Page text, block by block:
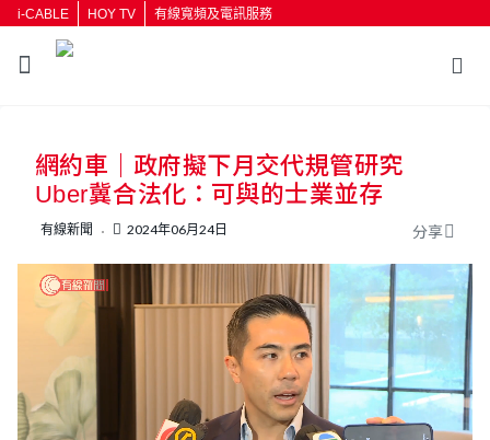
i-CABLE HOY TV 有線寬頻及電訊服務
按輸入鍵開始搜尋
網約車｜政府擬下月交代規管研究
Uber冀合法化：可與的士業並存
有線新聞 2024年06月24日 分享